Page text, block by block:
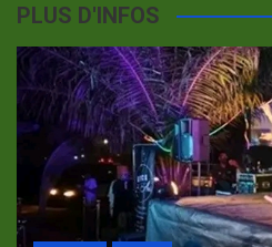
PLUS D'INFOS